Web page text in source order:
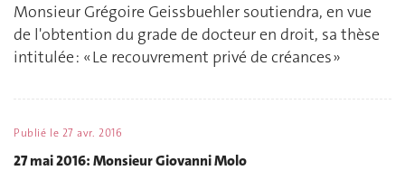
Monsieur Grégoire Geissbuehler soutiendra, en vue
de l'obtention du grade de docteur en droit, sa thèse
intitulée : « Le recouvrement privé de créances »
Publié le 27 avr. 2016
27 mai 2016: Monsieur Giovanni Molo